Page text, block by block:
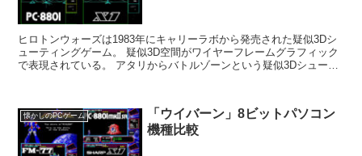
ヒロトンウォーズは1983年にキャリーラボから発売された疑似3Dシ
ューティングゲーム。 疑似3D空間がワイヤーフレームグラフィック
で表現されている。 アタリからバトルゾーンという疑似3Dシューテ
懐かしのPCゲーム
「ウイバーン」8ビットパソコン
機種比較